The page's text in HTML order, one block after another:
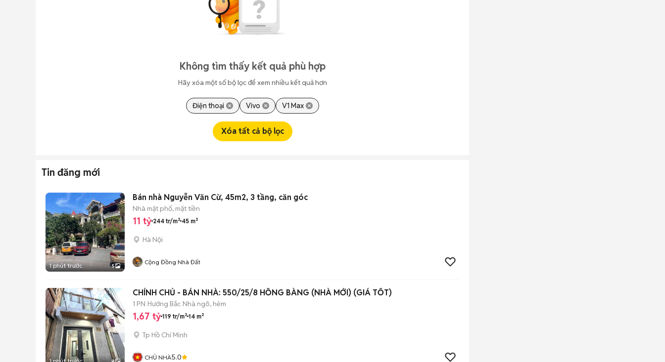
Không tìm thấy kết quả phù hợp
Hãy xóa một số bộ lọc để xem nhiều kết quả hơn
Điện thoại Vivo V1 Max
Xóa tất cả bộ lọc
Tin đăng mới
1 phút trước 5
Bán nhà Nguyễn Văn Cừ, 45m2, 3 tầng, căn góc
Nhà mặt phố, mặt tiền
11 tỷ 244 tr/m² 45 m²
Hà Nội
Cộng Đồng Nhà Đất
CHÍNH CHỦ - BÁN NHÀ: 550/25/8 HỒNG BÀNG (NHÀ MỚI) (GIÁ TỐT)
1 PN Hướng Bắc Nhà ngõ, hẻm
1,67 tỷ 119 tr/m² 14 m²
Tp Hồ Chí Minh
CHỦ NHÀ5.0